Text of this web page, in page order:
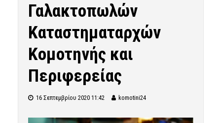
Γαλακτοπωλών
Καταστηματαρχών
Κομοτηνής και
Περιφερείας
16 Σεπτεμβρίου 2020 11:42 komotini24